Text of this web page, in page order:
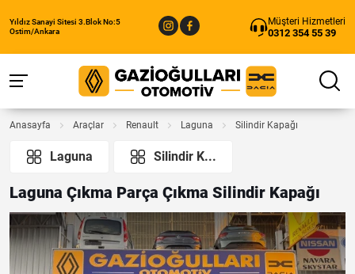
Yıldız Sanayi Sitesi 3.Blok No:5
Ostim/Ankara
Müşteri Hizmetleri
0312 354 55 39
Anasayfa Araçlar Renault Laguna Silindir Kapağı
Laguna Silindir K...
Laguna Çıkma Parça Çıkma Silindir Kapağı